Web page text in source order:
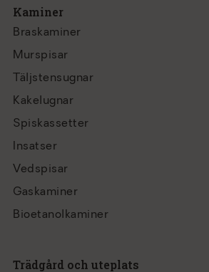
Kaminer
Braskaminer
Murspisar
Täljstensugnar
Kakelugnar
Spiskassetter
Insatser
Vedspisar
Gaskaminer
Bioetanolkaminer
Trädgård och uteplats